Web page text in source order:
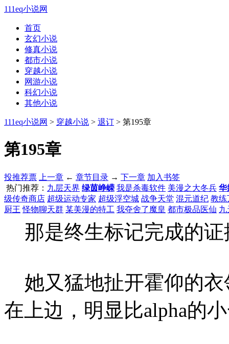
111eq小说网
首页
玄幻小说
修真小说
都市小说
穿越小说
网游小说
科幻小说
其他小说
111eq小说网 > 穿越小说 > 退订 > 第195章
第195章
投推荐票 上一章 ← 章节目录 → 下一章 加入书签
热门推荐： 九层天界 绿茵峥嵘 我是杀毒软件 美漫之大冬兵 华
级传奇商店 超级运动专家 超级浮空城 战争天堂 混元道纪 教练
厨王 怪物聊天群 某美漫的特工 我夺舍了魔皇 都市极品医仙 九
那是终生标记完成的证
她又猛地扯开霍仰的衣
在上边，明显比alpha的